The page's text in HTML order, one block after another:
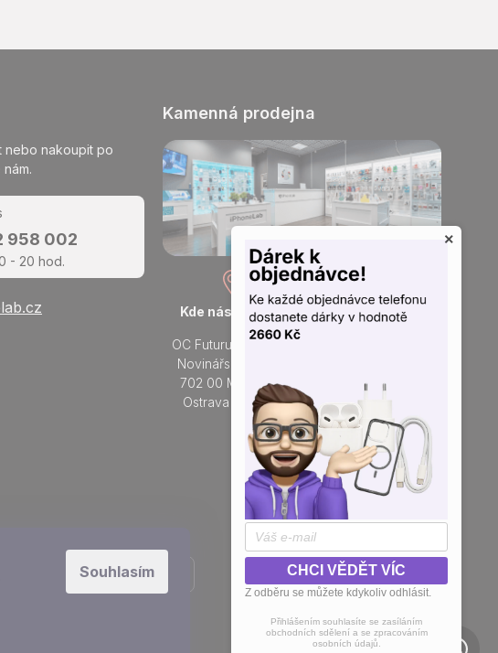
Souhlasím
nebo nakoupit po
958 002
- 20 hod.
Kamenná prodejna
Kde nás najdete
OC Futurum Ostrava
Novinářská 3178/6
702 00 Moravská
Ostrava a Přívoz
Otevřeno každý den
Do prodejny
Přidejte se k nám na sítích
×
CHCI VĚDĚT VÍC
Z odběru se můžete kdykoliv odhlásit.
Přihlášením souhlasíte se zasíláním
obchodních sdělení a se zpracováním
osobních údajů.